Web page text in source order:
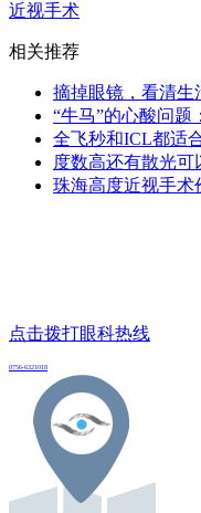
近视手术
相关推荐
摘掉眼镜，看清生
“牛马”的心酸问题
全飞秒和ICL都适
度数高还有散光
珠海高度近视手术
点击拨打眼科热线
0756-6321018